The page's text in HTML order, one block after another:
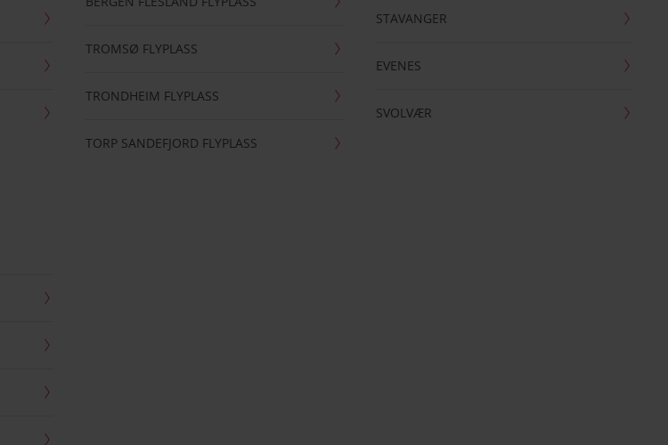
TROMSØ FLYPLASS
TRONDHEIM FLYPLASS
TORP SANDEFJORD FLYPLASS
STAVANGER
EVENES
SVOLVÆR